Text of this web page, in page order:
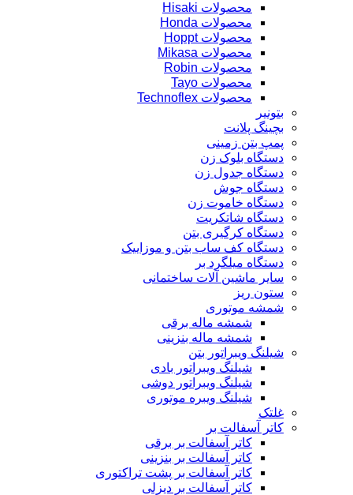
محصولات Hisaki
محصولات Honda
محصولات Hoppt
محصولات Mikasa
محصولات Robin
محصولات Tayo
محصولات Technoflex
بتونیر
بچینگ پلانت
پمپ بتن زمینی
دستگاه بلوک زن
دستگاه جدول زن
دستگاه جوش
دستگاه خاموت زن
دستگاه شاتکریت
دستگاه کرگیری بتن
دستگاه کف ساب بتن و موزاییک
دستگاه میلگرد بر
سایر ماشین آلات ساختمانی
ستون ریز
شمشه موتوری
شمشه ماله برقی
شمشه ماله بنزینی
شیلنگ ویبراتور بتن
شیلنگ ویبراتور بادی
شیلنگ ویبراتور دوشی
شیلنگ ویبره موتوری
غلتک
کاتر آسفالت بر
کاتر آسفالت بر برقی
کاتر آسفالت بر بنزینی
کاتر آسفالت بر پشت تراکتوری
کاتر آسفالت بر دیزلی